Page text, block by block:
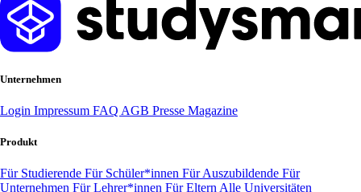
Unternehmen
Login Impressum FAQ AGB Presse Magazine
Produkt
Für Studierende Für Schüler*innen Für Auszubildende Für
Unternehmen Für Lehrer*innen Für Eltern Alle Universitäten